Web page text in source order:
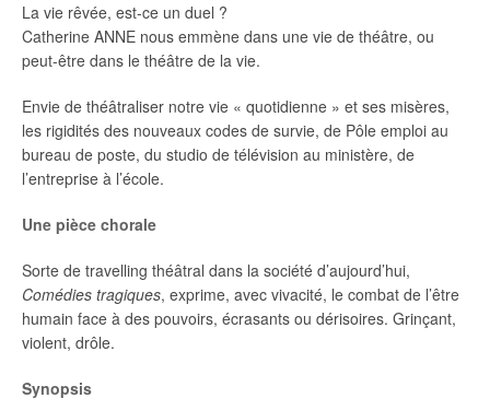
La vie rêvée, est-ce un duel ?
Catherine ANNE nous emmène dans une vie de théâtre, ou
peut-être dans le théâtre de la vie.
Envie de théâtraliser notre vie « quotidienne » et ses misères,
les rigidités des nouveaux codes de survie, de Pôle emploi au
bureau de poste, du studio de télévision au ministère, de
l’entreprise à l’école.
Une pièce chorale
Sorte de travelling théâtral dans la société d’aujourd’hui,
Comédies tragiques, exprime, avec vivacité, le combat de l’être
humain face à des pouvoirs, écrasants ou dérisoires. Grinçant,
violent, drôle.
Synopsis